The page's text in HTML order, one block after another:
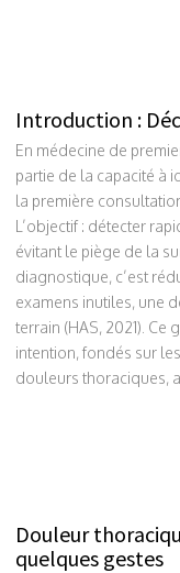
Introduction :
En médecine de
partie de la capacité à
la première
L’objectif : détecter
évitant le piège de la
diagnostique, c’est
examens inutiles, une
terrain (HAS, 2021).
intention, fondés sur
douleurs thoraciques,
Douleur
quelques gestes